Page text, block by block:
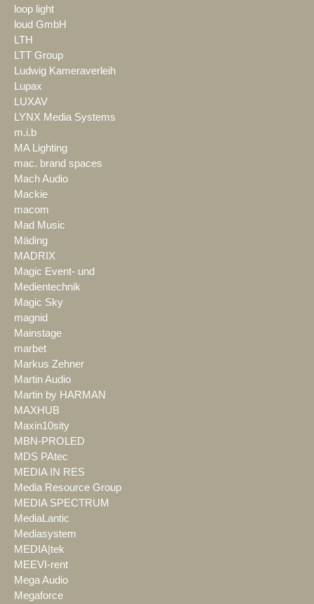
loop light
loud GmbH
LTH
LTT Group
Ludwig Kameraverleih
Lupax
LUXAV
LYNX Media Systems
m.i.b
MA Lighting
mac. brand spaces
Mach Audio
Mackie
macom
Mad Music
Mäding
MADRIX
Magic Event- und
Medientechnik
Magic Sky
magnid
Mainstage
marbet
Markus Zehner
Martin Audio
Martin by HARMAN
MAXHUB
Maxin10sity
MBN-PROLED
MDS PAtec
MEDIA IN RES
Media Resource Group
MEDIA SPECTRUM
MediaLantic
Mediasystem
MEDIA|tek
MEEVI-rent
Mega Audio
Megaforce